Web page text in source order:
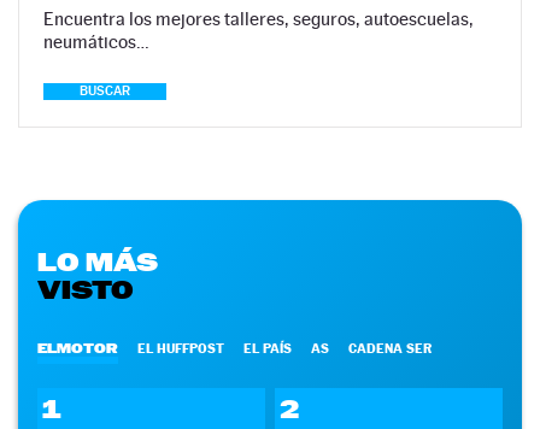
Encuentra los mejores talleres, seguros, autoescuelas,
neumáticos…
BUSCAR
LO MÁS
VISTO
ELMOTOR EL HUFFPOST EL PAÍS AS CADENA SER
1 2